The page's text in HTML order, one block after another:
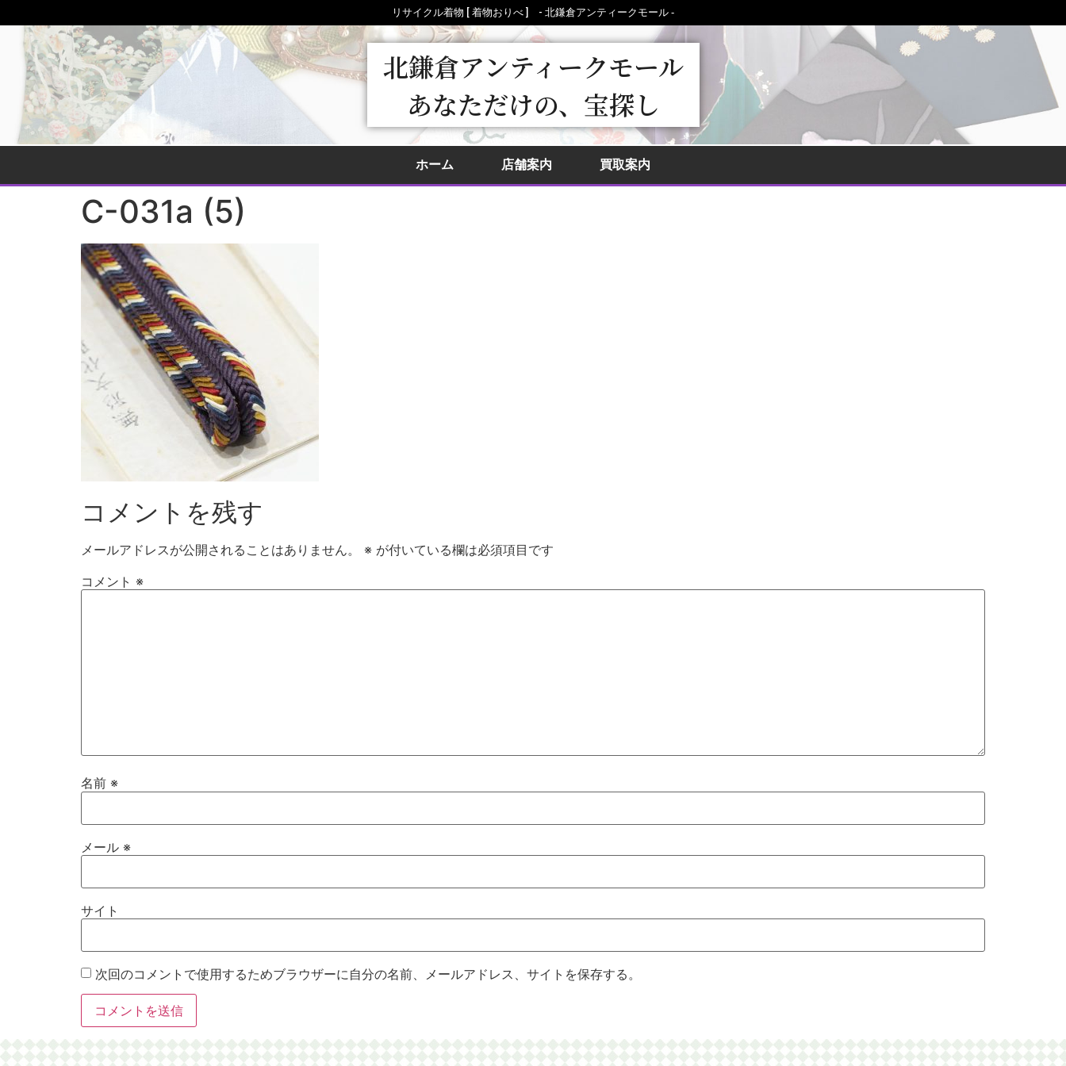
リサイクル着物 [ 着物おりべ ] - 北鎌倉アンティークモール ‐
北鎌倉アンティークモール
あなただけの、宝探し
ホーム 店舗案内 買取案内
C-031a (5)
コメントを残す
メールアドレスが公開されることはありません。 ※ が付いている欄は必須項目です
コメント ※
名前 ※
メール ※
サイト
次回のコメントで使用するためブラウザーに自分の名前、メールアドレス、サイトを保存する。